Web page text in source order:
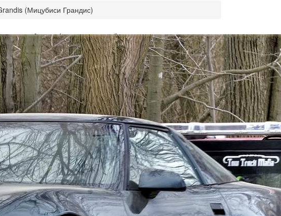
(Мицубиси Грандис)
(Мицубиси
который имеет в себе нотки спортивности. Оригинальные
выделяющимися элементами машины является
качества машины, благодаря которым он занимает отличные
Mitsubishi Grandisс двигателем объемом 2.4 литра
механическая КП, либо 4-ступенчатая автоматическая
свойства машины, а также ее плюсы и минусы. Смотритетест-